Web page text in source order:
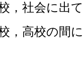
社会に出て
，高校の間